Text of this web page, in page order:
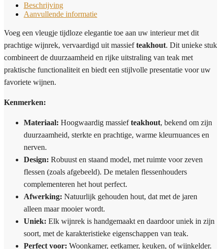
Beschrijving
Aanvullende informatie
Voeg een vleugje tijdloze elegantie toe aan uw interieur met dit
prachtige wijnrek, vervaardigd uit massiefteakhout. Dit unieke stuk
combineert de duurzaamheid en rijke uitstraling van teak met
praktische functionaliteit en biedt een stijlvolle presentatie voor uw
favoriete wijnen.
Kenmerken:
Materiaal: Hoogwaardig massiefteakhout, bekend om zijn
duurzaamheid, sterkte en prachtige, warme kleurnuances en
nerven.
Design: Robuust en staand model, met ruimte voor zeven
flessen (zoals afgebeeld). De metalen flessenhouders
complementeren het hout perfect.
Afwerking: Natuurlijk gehouden hout, dat met de jaren
alleen maar mooier wordt.
Uniek: Elk wijnrek is handgemaakt en daardoor uniek in zijn
soort, met de karakteristieke eigenschappen van teak.
Perfect voor: Woonkamer, eetkamer, keuken, of wijnkelder.